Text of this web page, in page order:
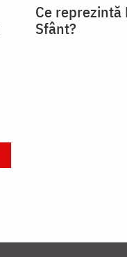
Ce reprezintă
Sfânt?